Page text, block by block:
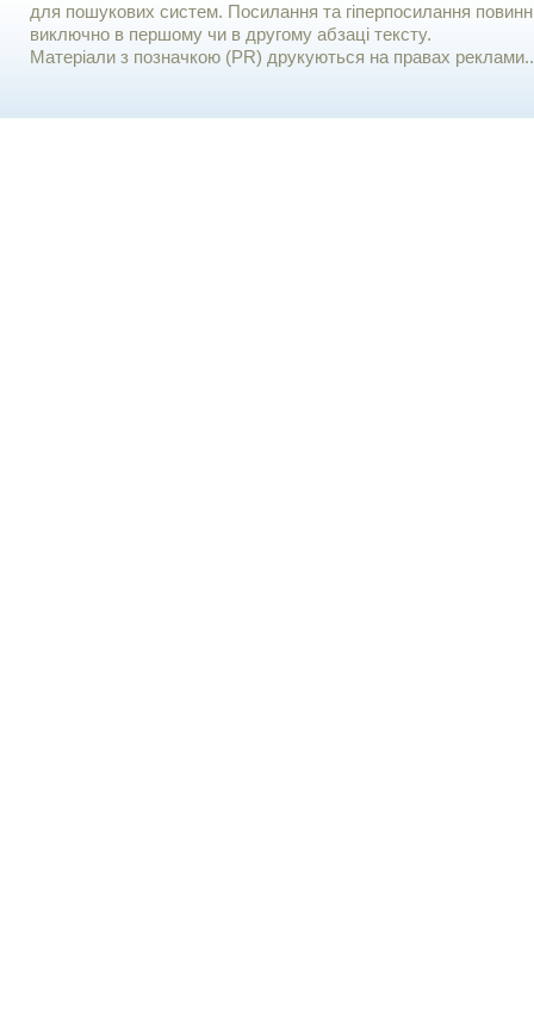
для пошукових систем. Посилання та гіперпосилання
виключно в першому чи в другому абзаці тексту.
Матеріали з позначкою (PR) друкуються на правах реклами..